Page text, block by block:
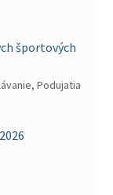
športových
Podujatia